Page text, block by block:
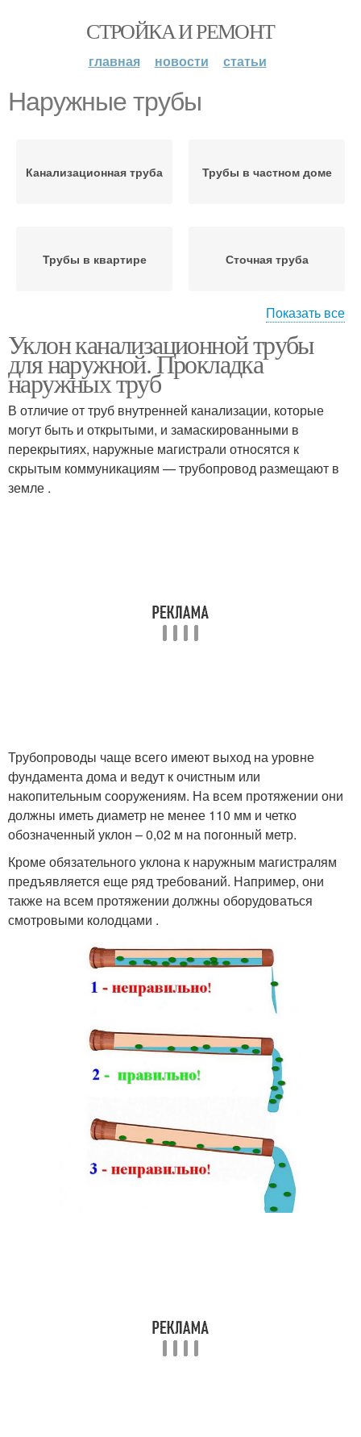
СТРОЙКА И РЕМОНТ
главная новости статьи
Наружные трубы
Канализационная труба Трубы в частном доме
Трубы в квартире Сточная труба
трубы
Трубы по снип
Трубы в ванной
комнате
Трубы для применения
Показать все
Уклон канализационной трубы
для наружной. Прокладка
наружных труб
В отличие от труб внутренней канализации, которые
могут быть и открытыми, и замаскированными в
перекрытиях, наружные магистрали относятся к
скрытым коммуникациям — трубопровод размещают в
земле .
Трубопроводы чаще всего имеют выход на уровне
фундамента дома и ведут к очистным или
накопительным сооружениям. На всем протяжении они
должны иметь диаметр не менее 110 мм и четко
обозначенный уклон – 0,02 м на погонный метр.
Кроме обязательного уклона к наружным магистралям
предъявляется еще ряд требований. Например, они
также на всем протяжении должны оборудоваться
смотровыми колодцами .